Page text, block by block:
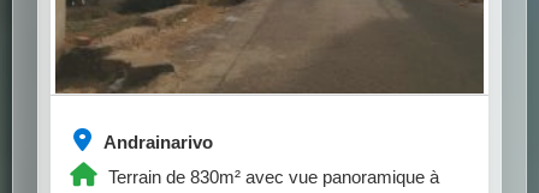
Andrainarivo
Terrain de 830m² avec vue panoramique à